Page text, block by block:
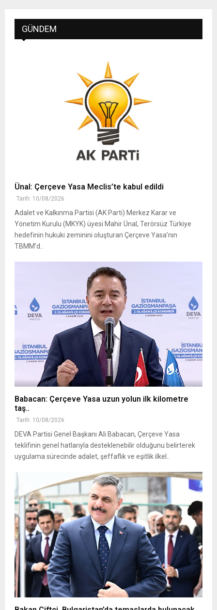
GÜNDEM
Ünal: Çerçeve Yasa Meclis’te kabul edildi
Tarih: 10/08/2026
Adalet ve Kalkınma Partisi (AK Parti) Merkez Karar ve
Yönetim Kurulu (MKYK) üyesi Mahir Ünal, Terörsüz Türkiye
hedefinin hukuki zeminini oluşturan Çerçeve Yasa’nın
TBMM’d..
Babacan: Çerçeve Yasa uzun yolun ilk kilometre
taş..
Tarih: 10/08/2026
DEVA Partisi Genel Başkanı Ali Babacan, Çerçeve Yasa
teklifinin genel hatlarıyla desteklenebilir olduğunu belirterek
uygulama sürecinde adalet, şeffaflık ve eşitlik ilkel..